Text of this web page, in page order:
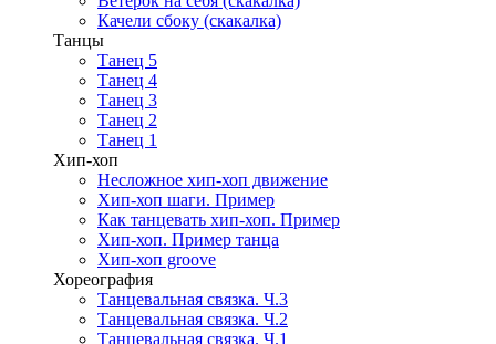
Качели сбоку (скакалка)
Танцы
Танец 5
Танец 4
Танец 3
Танец 2
Танец 1
Хип-хоп
Несложное хип-хоп движение
Хип-хоп шаги. Пример
Как танцевать хип-хоп. Пример
Хип-хоп. Пример танца
Хип-хоп groove
Хореография
Танцевальная связка. Ч.3
Танцевальная связка. Ч.2
Танцевальная связка. Ч.1